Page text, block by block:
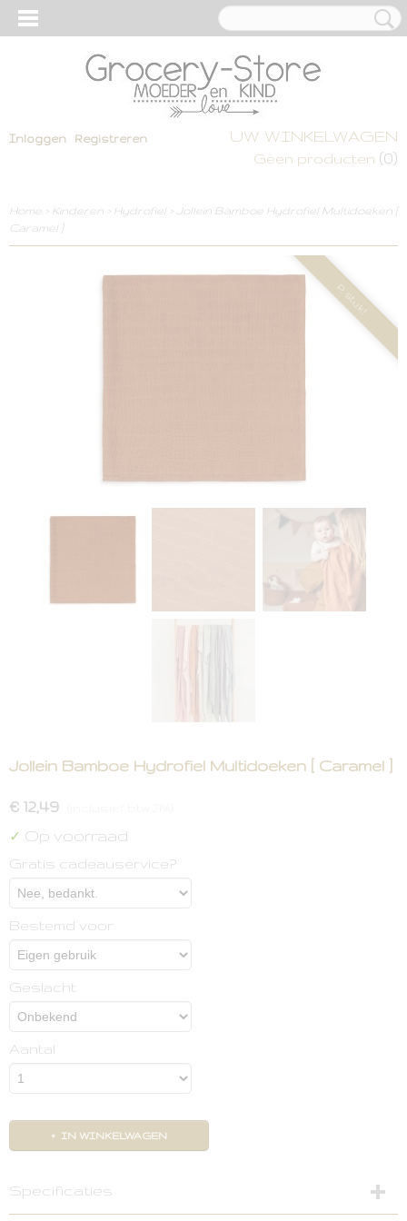
Inloggen Registreren UW WINKELWAGEN
Geen producten (0)
Home > Kinderen > Hydrofiel >
Jollein Bamboe Hydrofiel Multidoeken [
Caramel ]
P. stuk!
Jollein Bamboe Hydrofiel Multidoeken [ Caramel ]
€ 12,49
✓ Op voorraad
Gratis cadeauservice?
Bestemd voor
Geslacht
Aantal
IN WINKELWAGEN
Specificaties